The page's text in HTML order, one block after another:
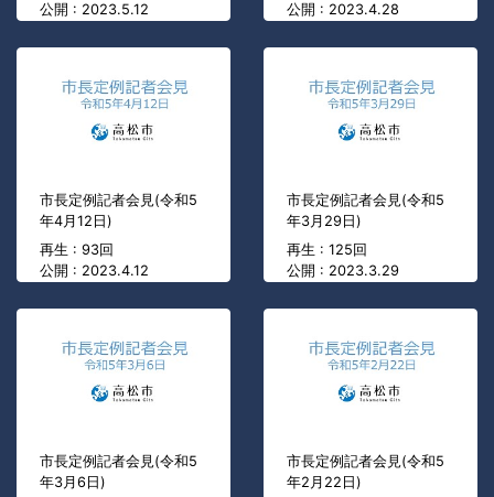
公開 : 2023.5.12
公開 : 2023.4.28
市長定例記者会見(令和5
年4月12日)
再生 : 93回
公開 : 2023.4.12
市長定例記者会見(令和5
年3月29日)
再生 : 125回
公開 : 2023.3.29
市長定例記者会見(令和5
年3月6日)
市長定例記者会見(令和5
年2月22日)